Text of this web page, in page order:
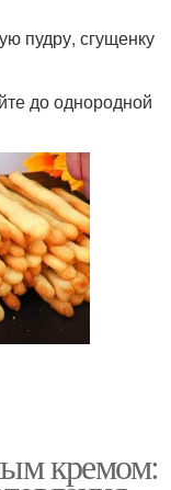
пудру, сгущенку
до однородной
кремом: